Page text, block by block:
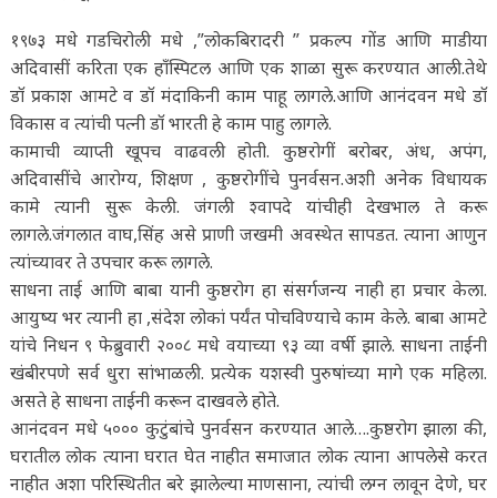
१९७३ मधे गडचिरोली मधे ,”लोकबिरादरी ” प्रकल्प गोंड आणि माडीया
अदिवासीं करिता एक हाँस्पिटल आणि एक शाळा सुरू करण्यात आली.तेथे
डॉ प्रकाश आमटे व डॉ मंदाकिनी काम पाहू लागले.आणि आनंदवन मधे डॉ
विकास व त्यांची पत्नी डॉ भारती हे काम पाहु लागले.
कामाची व्याप्ती खूपच वाढवली होती. कुष्ठरोगीं बरोबर, अंध, अपंग,
अदिवासींचे आरोग्य, शिक्षण , कुष्ठरोगींचे पुनर्वसन.अशी अनेक विधायक
कामे त्यानी सुरू केली. जंगली श्वापदे यांचीही देखभाल ते करू
लागले.जंगलात वाघ,सिंह असे प्राणी जखमी अवस्थेत सापडत. त्याना आणुन
त्यांच्यावर ते उपचार करू लागले.
साधना ताई आणि बाबा यानी कुष्ठरोग हा संसर्गजन्य नाही हा प्रचार केला.
आयुष्य भर त्यानी हा ,संदेश लोकां पर्यंत पोचविण्याचे काम केले. बाबा आमटे
यांचे निधन ९ फेब्रुवारी २००८ मधे वयाच्या ९३ व्या वर्षी झाले. साधना ताईनी
खंबीरपणे सर्व धुरा सांभाळली. प्रत्येक यशस्वी पुरुषांच्या मागे एक महिला.
असते हे साधना ताईनी करून दाखवले होते.
आनंदवन मधे ५००० कुटुंबांचे पुनर्वसन करण्यात आले….कुष्ठरोग झाला की,
घरातील लोक त्याना घरात घेत नाहीत समाजात लोक त्याना आपलेसे करत
नाहीत अशा परिस्थितीत बरे झालेल्या माणसाना, त्यांची लग्न लावून देणे, घर